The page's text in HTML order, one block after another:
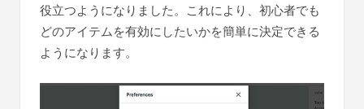
役立つようになりました。これにより、初心者でも
どのアイテムを有効にしたいかを簡単に決定できる
ようになります。